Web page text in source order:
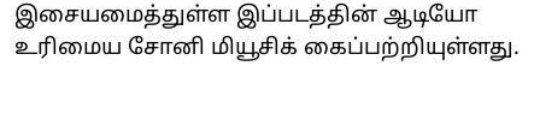
இசையமைத்துள்ள இப்படத்தின் ஆடியோ
உரிமைய சோனி மியூசிக் கைப்பற்றியுள்ளது.